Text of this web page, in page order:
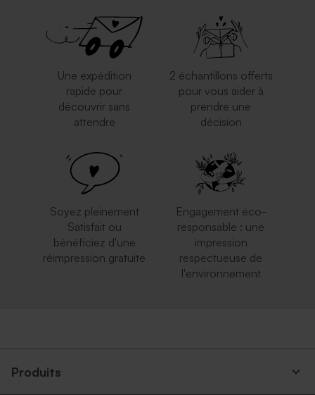
Une expédition
rapide pour
découvrir sans
attendre
2 échantillons offerts
pour vous aider à
prendre une
décision
Soyez pleinement
Satisfait ou
bénéficiez d'une
réimpression gratuite
Engagement éco-
responsable : une
impression
respectueuse de
l'environnement
Produits